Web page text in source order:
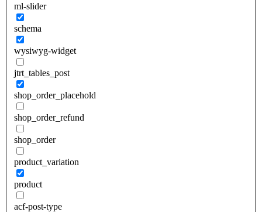
ml-slider
schema
wysiwyg-widget
jtrt_tables_post
shop_order_placehold
shop_order_refund
shop_order
product_variation
product
acf-post-type